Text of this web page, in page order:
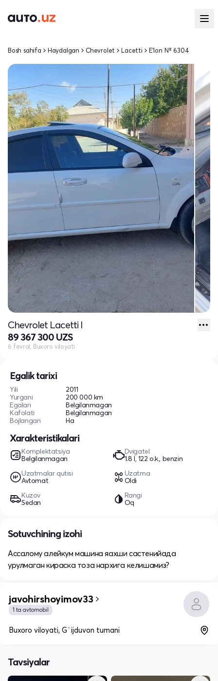
Egalik tarixi
Yili
2011
Yurgani
200 000 km
Egalari
Belgilanmagan
Kafolati
Belgilanmagan
Bojlangan
Ha
Xarakteristikalari
Komplektatsiya
Belgilanmagan
Dvigatel
1.8 l, 122 o.k., benzin
Uzatmalar qutisi
Avtomat
Uzatma
Oldi
Kuzov
Sedan
Rangi
Oq
Bosh sahifa Haydalgan Chevrolet Lacetti E'lon № 6304
Chevrolet Lacetti I
89 367 300 UZS
6 fevral, Buxoro viloyati
Sotuvchining izohi
Ассалому алейкум машина яахши састенийада
урулмаган кираска тоза нархига келишамиз?
javohirshoyimov33
1 ta avtomobil
Buxoro viloyati, G`ijduvon tumani
Tavsiyalar